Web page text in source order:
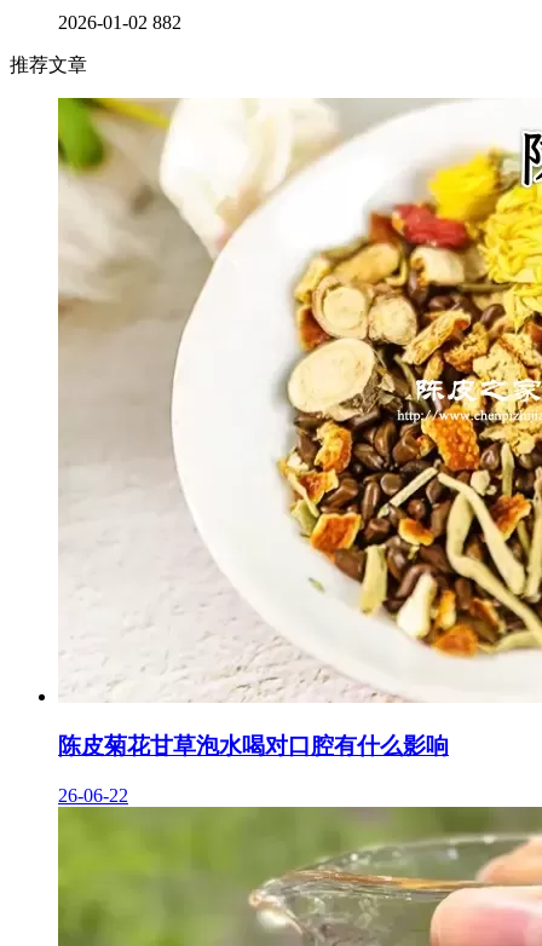
2026-01-02 882
推荐文章
陈皮菊花甘草泡水喝对口腔有什么影响
26-06-22